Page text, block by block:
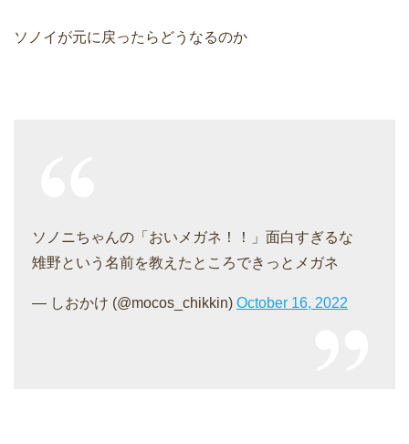
ソノイが元に戻ったらどうなるのか
ソノニちゃんの「おいメガネ！！」面白すぎるな
雉野という名前を教えたところできっとメガネ
— しおかけ (@mocos_chikkin) October 16, 2022